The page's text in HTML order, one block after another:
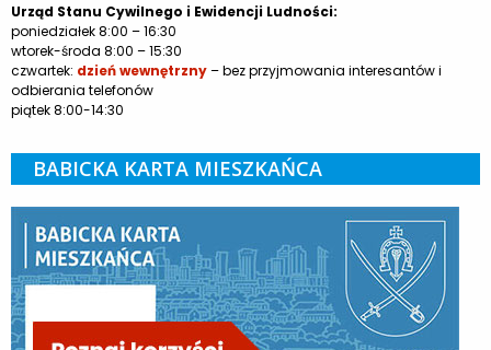
Urząd Stanu Cywilnego i Ewidencji Ludności:
poniedziałek 8:00 – 16:30
wtorek-środa 8:00 – 15:30
czwartek: dzień wewnętrzny– bez przyjmowania interesantów i
odbierania telefonów
piątek 8:00-14:30
BABICKA KARTA MIESZKAŃCA